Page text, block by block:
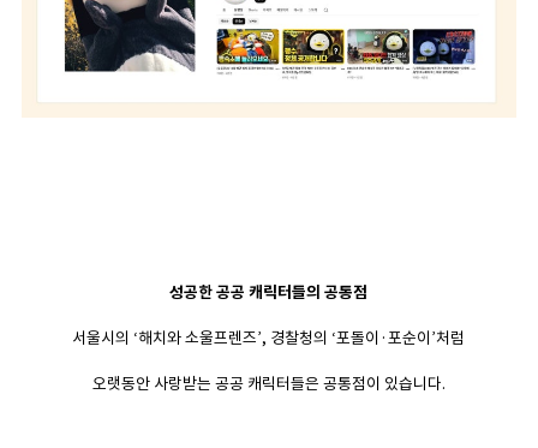
성공한 공공 캐릭터들의 공통점
서울시의 ‘해치와 소울프렌즈’, 경찰청의 ‘포돌이·포순이’처럼
오랫동안 사랑받는 공공 캐릭터들은 공통점이 있습니다.